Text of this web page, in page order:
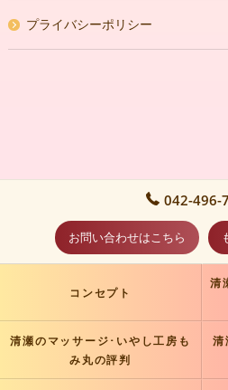
プライバシーポリシー
042-496-
お問い合わせはこちら
コンセプト
清
清瀬のマッサージ･いやし工房も
み丸の評判
清